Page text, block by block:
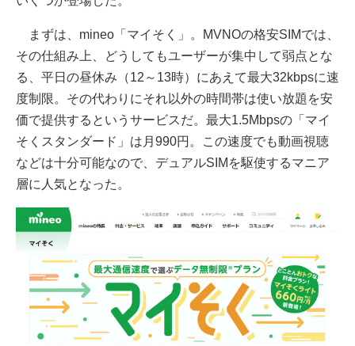
まずは、mineo「マイそく」。MVNOの格安SIMでは、
その仕組み上、どうしてもユーザーが集中して弱点とな
る、平日の昼休み（12～13時）にあえて最大32kbpsに速
度制限。その代わりにそれ以外の時間帯は使い放題を安
価で提供するというサービスだ。最大1.5Mbpsの「マイ
そくスタンダード」は月990円。この速度でも動画視聴
などは十分可能なので、デュアルSIMを駆使するマニア
層に人気となった。